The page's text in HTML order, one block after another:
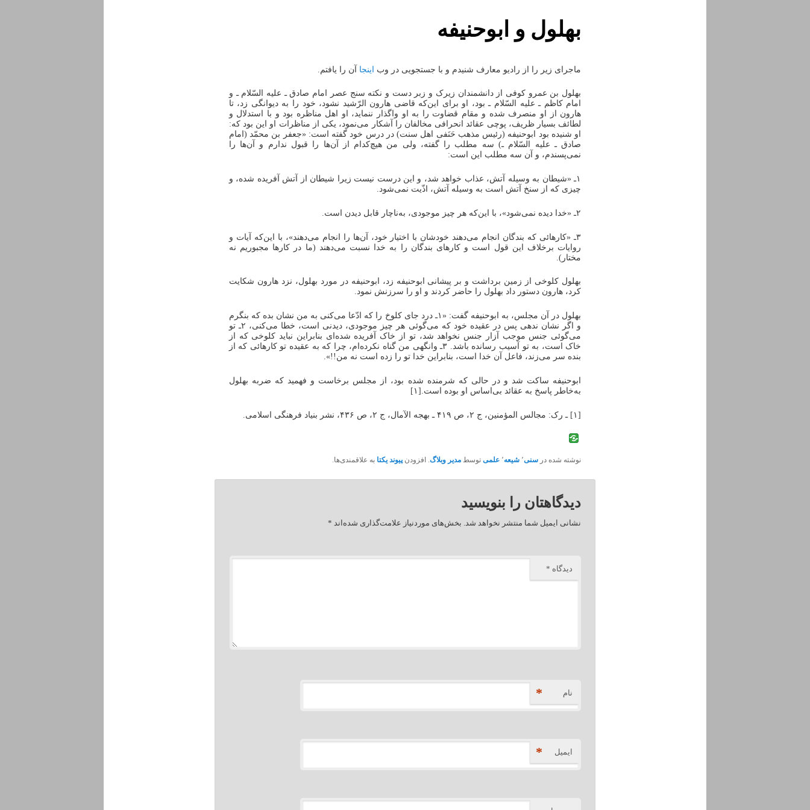
بهلول و ابوحنیفه
ماجرای زیر را از رادیو معارف شنیدم و با جستجویی در وب اینجا آن را یافتم.
بهلول بن عمرو کوفی از دانشمندان زیرک و زبر دست و نکته سنج عصر امام صادق ـ علیه السّلام ـ و
امام کاظم ـ علیه السّلام ـ بود، او برای این‌که قاضی هارون الرّشید نشود، خود را به دیوانگی زد، تا
هارون از او منصرف شده و مقام قضاوت را به او واگذار ننماید، او اهل مناظره بود و با استدلال و
لطائف بسیار ظریف، پوچی عقائد انحرافی مخالفان را آشکار می‌نمود، یکی از مناظرات او این بود که:
او شنیده بود ابوحنیفه (رئیس مذهب حَنَفی اهل سنت) در درس خود گفته است: «جعفر بن محمّد (امام
صادق ـ علیه السّلام ـ) سه مطلب را گفته، ولی من هیچ‌کدام از آن‌ها را قبول ندارم و آن‌ها را
نمی‌پسندم، و آن سه مطلب این است:
۱ـ «شیطان به وسیله آتش، عذاب خواهد شد، و این درست نیست زیرا شیطان از آتش آفریده شده، و
چیزی که از سنخ آتش است به وسیله آتش، اذّیت نمی‌شود.
۲ـ «خدا دیده نمی‌شود»، با این‌که هر چیز موجودی، به‌ناچار قابل دیدن است.
۳ـ «کارهائی که بندگان انجام می‌دهند خودشان با اختیار خود، آن‌ها را انجام می‌دهند»، با این‌که آیات و
روایات برخلاف این قول است و کارهای بندگان را به خدا نسبت می‌دهند (ما در کارها مجبوریم نه
مختار).
بهلول کلوخی از زمین برداشت و بر پیشانی ابوحنیفه زد، ابوحنیفه در مورد بهلول، نزد هارون شکایت
کرد، هارون دستور داد بهلول را حاضر کردند و او را سرزنش نمود.
بهلول در آن مجلس، به ابوحنیفه گفت: «۱ـ درد جای کلوخ را که ادّعا می‌کنی به من نشان بده که بنگرم
و اگر نشان ندهی پس در عقیده خود که می‌گوئی هر چیز موجودی، دیدنی است، خطا می‌کنی، ۲ـ تو
می‌گوئی جنس موجب آزار جنس نخواهد شد، تو از خاک آفریده شده‌ای بنابراین نباید کلوخی که از
خاک است، به تو آسیب رسانده باشد. ۳ـ وانگهی من گناه نکرده‌ام، چرا که به عقیده تو کارهائی که از
بنده سر می‌زند، فاعل آن خدا است، بنابراین خدا تو را زده است نه من!!».
ابوحنیفه ساکت شد و در حالی که شرمنده شده بود، از مجلس برخاست و فهمید که ضربه بهلول
به‌خاطر پاسخ به عقائد بی‌اساس او بوده است.[۱]
[۱] ـ رک: مجالس المؤمنین، ج ۲، ص ۴۱۹ ـ بهجه الآمال، ج ۲، ص ۴۳۶، نشر بنیاد فرهنگی اسلامی.
نوشته شده در سنی٬ شیعه٬ علمیتوسط مدیر وبلاگ. افزودنپیوند یکتا به علاقمندی‌ها.
دیدگاهتان را بنویسید
نشانی ایمیل شما منتشر نخواهد شد. بخش‌های موردنیاز علامت‌گذاری شده‌اند *
دیدگاه *
نام *
ایمیل *